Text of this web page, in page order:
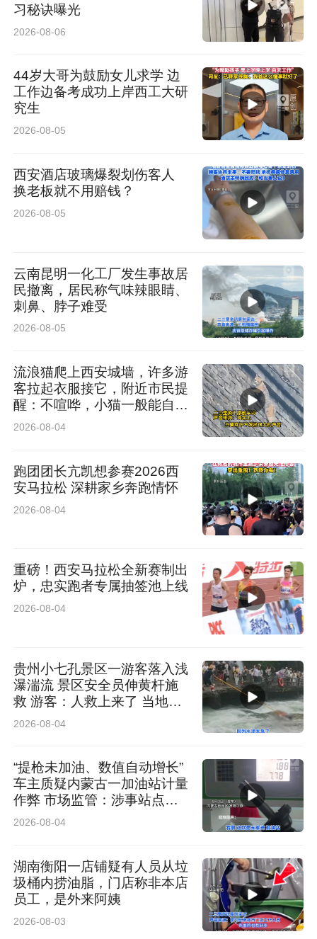
习秘诀曝光
2026-08-06
44岁大哥为鼓励女儿求学 边
工作边备考成功上岸西工大研
究生
2026-08-05
西安酒店玻璃爆裂划伤客人
换老板就不用赔钱？
2026-08-05
云南昆明一化工厂发生事故居
民撤离，居民称气味辣眼睛、
刺鼻、脖子难受
2026-08-05
流浪猫爬上西安城墙，许多游
客拉起衣服接它，附近市民提
醒：不喧哗，小猫一般能自行
脱困
2026-08-04
跑团团长亢凯想参赛2026西
安马拉松 深耕家乡奔跑情怀
2026-08-04
重磅！西安马拉松全新赛制出
炉，忠实跑者专属抽签池上线
2026-08-04
贵州小七孔景区一游客落入浅
瀑湍流 景区安全员伸黄杆施
救 游客：人救上来了 当地回
应：完全按照救援标准
2026-08-04
“提枪未加油、数值自动增长”
车主质疑内蒙古一加油站计量
作弊 市场监管：涉事站点停
业 加油机封存送检
2026-08-04
湖南衡阳一店铺疑有人员从垃
圾桶内捞油脂，门店称非本店
员工，是外来阿姨
2026-08-03